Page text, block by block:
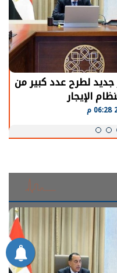
في قطاع الطاقة
الإنتاج الطبيعية